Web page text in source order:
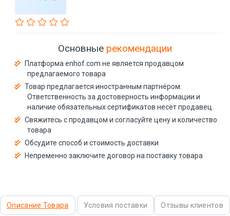
Основные рекомендации
Платформа enhof.com не является продавцом
предлагаемого товара
Товар предлагается иностранным партнёром.
Ответственность за достоверность информации и
наличие обязательных сертификатов несёт продавец.
Свяжитесь с продавцом и согласуйте цену и количество
товара
Обсудите способ и стоимость доставки
Непременно заключите договор на поставку товара
Описание Товара Условия поставки Отзывы клиентов